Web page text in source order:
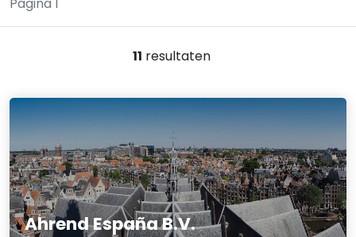
11 resultaten
Ahrend España B.V.